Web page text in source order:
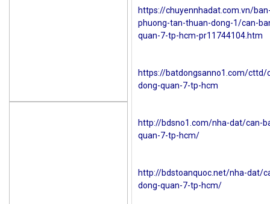
https://chuyennhadat.com.vn/
phuong-tan-thuan-dong-1/can-
quan-7-tp-hcm-pr11744104.htm
https://batdongsanno1.com/
dong-quan-7-tp-hcm
http://bdsno1.com/nha-dat/can-
quan-7-tp-hcm/
http://bdstoanquoc.net/nha-dat/
dong-quan-7-tp-hcm/